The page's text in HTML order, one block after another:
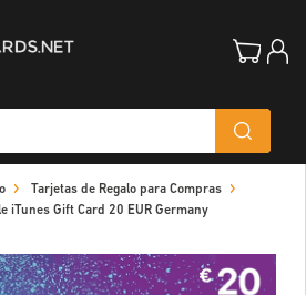
Tarjetas de Regalo para Compras
iTunes Gift Card 20 EUR Germany